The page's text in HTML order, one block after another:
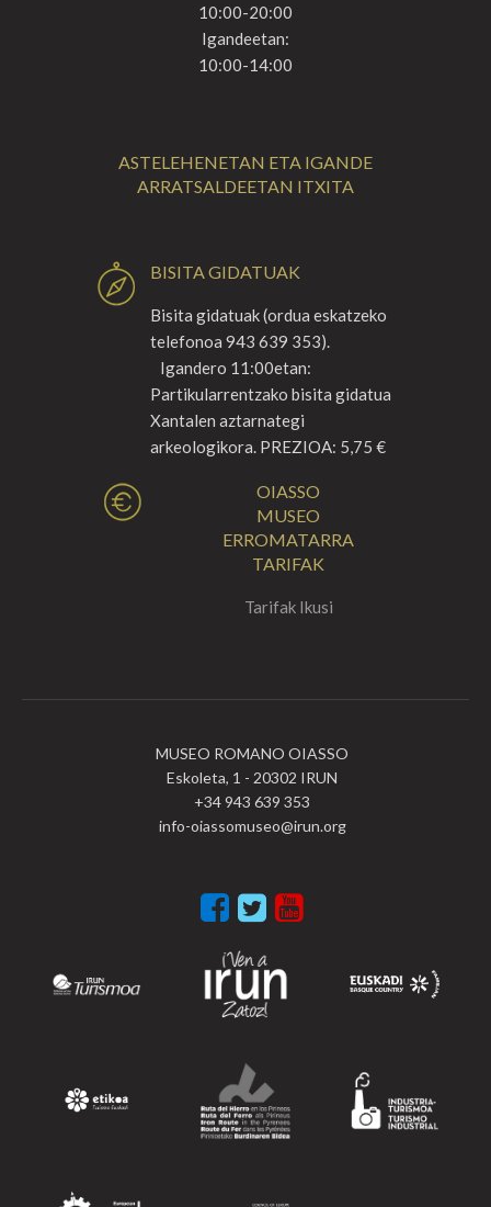
10:00-20:00
Igandeetan:
10:00-14:00
ASTELEHENETAN ETA IGANDE
ARRATSALDEETAN ITXITA
BISITA GIDATUAK
Bisita gidatuak (ordua eskatzeko
telefonoa 943 639 353).
Igandero 11:00etan:
Partikularrentzako bisita gidatua
Xantalen aztarnategi
arkeologikora. PREZIOA: 5,75 €
OIASSO
MUSEO
ERROMATARRA
TARIFAK
Tarifak Ikusi
MUSEO ROMANO OIASSO
Eskoleta, 1 - 20302 IRUN
+34 943 639 353
info-oiassomuseo@irun.org